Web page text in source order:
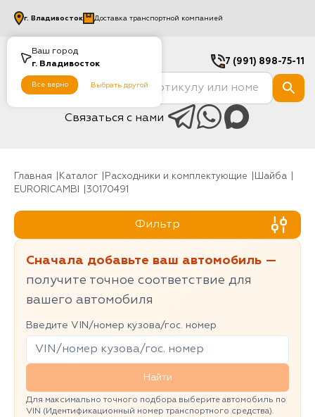
Ваш город
г. Владивосток
Все верно Выбрать другой
г. Владивосток Доставка транспортной компанией
7 (991) 898-75-11
Связаться с нами
Главная Каталог Расходники и комплектующие
шайба
EURORICAMBI
30170491
Фильтр
Сначала добавьте ваш автомобиль —
получите точное соответствие для
вашего автомобиля
Введите VIN/номер кузова/гос. номер
Найти
Для максимально точного подбора выберите автомобиль по
VIN (Идентификационный номер транспортного средства).